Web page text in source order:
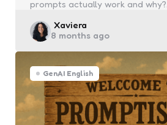
prompts actually work and why?…
Posted
by
Xaviera
8 months ago
GenAI English